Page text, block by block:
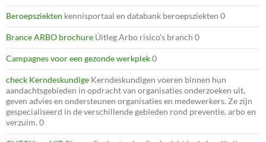
Beroepsziekten kennisportaal en databank beroepsziekten 0
Brance ARBO brochure Úitleg Arbo risico’s branch 0
Campagnes voor een gezonde werkplek0
check Kerndeskundige Kerndeskundigen voeren binnen hun
aandachtsgebieden in opdracht van organisaties onderzoeken uit,
geven advies en ondersteunen organisaties en medewerkers. Ze zijn
gespecialiseerd in de verschillende gebieden rond preventie, arbo en
verzuim. 0